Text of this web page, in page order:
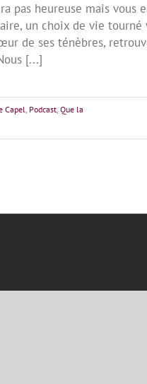
pas heureuse mais vous
un choix de vie tourné
de ses ténèbres,
[...]
Capel, Podcast, Que la